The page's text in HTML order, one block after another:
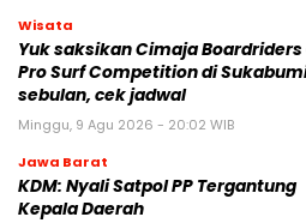
Wisata
Yuk saksikan Cimaja Boardriders
Pro Surf Competition di
sebulan, cek jadwal
Minggu, 9 Agu 2026 - 20:02 WIB
Jawa Barat
KDM: Nyali Satpol PP Tergantung
Kepala Daerah